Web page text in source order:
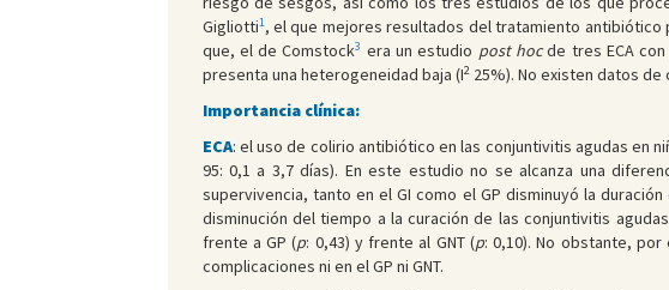
Gigliotti1, el que mejores resultados del tratamiento
que, el de Comstock3 era un estudio post hocde tres ECA con
presenta una heterogeneidad baja (I225%). No existen datos
Importancia clínica:
ECA: el uso de colirio antibiótico en las conjuntivitis agudas en
95: 0,1 a 3,7 días). En este estudio no se alcanza una
supervivencia, tanto en el GI como el GP disminuyó la
disminución del tiempo a la curación de las conjuntivitis
frente a GP (p: 0,43) y frente al GNT (p: 0,10). No obstante,
complicaciones ni en el GP ni GNT.